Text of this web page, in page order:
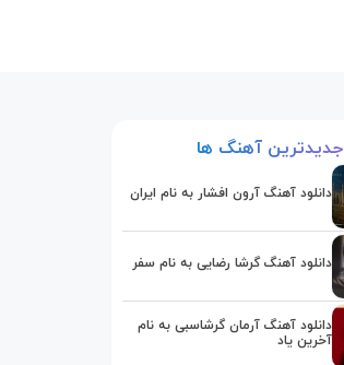
جدیدترینآهنگ ها
دانلود آهنگ آرون افشار به نام ایران
دانلود آهنگ گرشا رضایی به نام سفر
دانلود آهنگ آرمان گرشاسبی به نام
آخرین یاد